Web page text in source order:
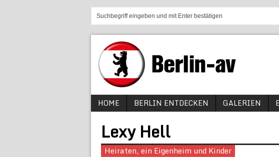
HOME BERLIN ENTDECKEN GALERIEN
Lexy Hell
Heiraten, ein Eigenheim und Kinder